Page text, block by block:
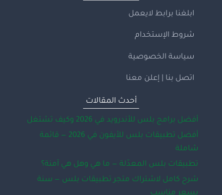
ابلغنا برابط لايعمل
شروط الإستخدام
سياسة الخصوصية
اتصل بنا | إعلن معنا
أحدث المقالات
أفضل برامج بلس للأندرويد في 2026 وكيف تشتغل
أفضل تطبيقات بلس للأيفون في 2026 — قائمة
شاملة
تطبيقات بلس المعدّلة — ما هي وهل هي آمنة؟
شرح كامل لاشتراك متجر تطبيقات بلس — سنة
بسعر مناسب